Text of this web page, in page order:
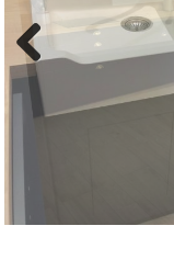
Previous